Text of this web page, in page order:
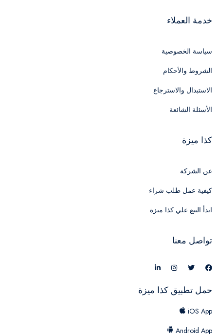
خدمة العملاء
سياسة الخصوصية
الشروط والأحكام
الاستبدال والاسترجاع
الأسئلة الشائعة
كذا ميزة
عن الشركة
كيفية عمل طلب شراء
ابدأ البيع علي كذا ميزة
تواصل معنا
حمل تطبيق كذا ميزة
iOS App
Android App